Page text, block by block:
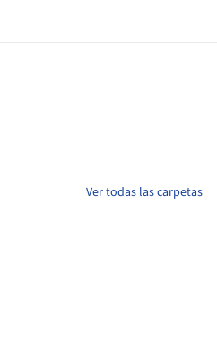
Ver todas las carpetas